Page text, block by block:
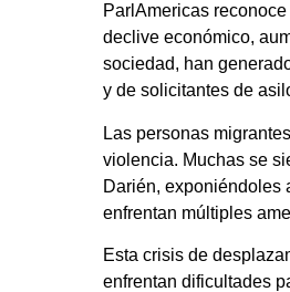
ParlAmericas
declive económico,
sociedad, han
y de solicitantes de
Las personas
violencia. Muchas se
Darién, exponiéndoles
enfrentan múltiples
Esta crisis de
enfrentan dificultades